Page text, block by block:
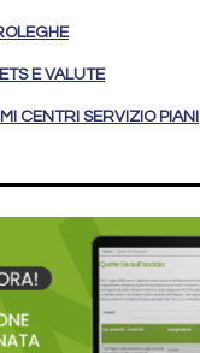
E VALUTE
CENTRI SERVIZIO PIANI